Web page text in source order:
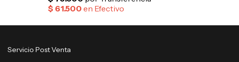
Servicio Post Venta